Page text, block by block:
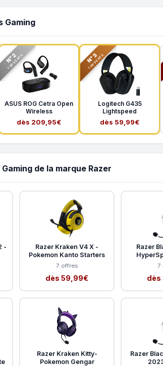
Gaming
N°2
TOP VENTE
ASUS ROG Cetra Open
Wireless
dès 209,95€
N°3
TOP VENTE
Logitech G435
Lightspeed
dès 59,99€
de la marque Razer
-
Razer Kraken V4 X -
Pokemon Kanto Starters
7 offres
dès 59,99€
Razer
7
dès
Razer Kraken Kitty-
Pokemon Gengar
Razer